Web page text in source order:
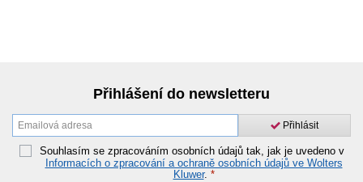
Přihlášení do newsletteru
Přihlásit
Souhlasím se zpracováním osobních údajů tak, jak je uvedeno v
Informacích o zpracování a ochraně osobních údajů ve Wolters
Kluwer. *